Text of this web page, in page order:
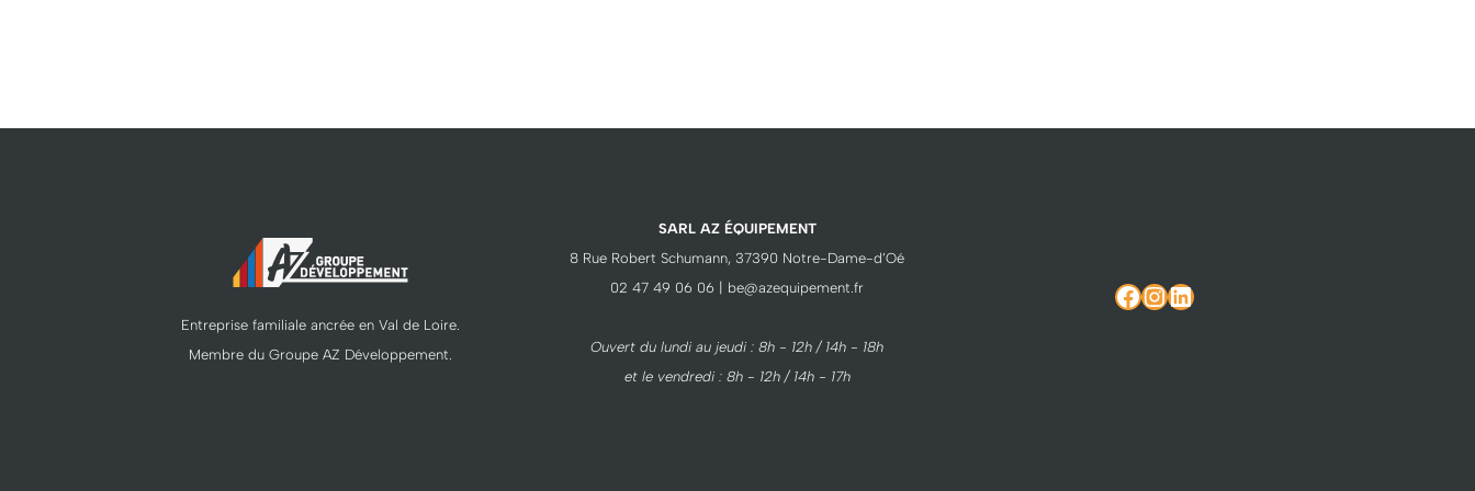
Entreprise familiale ancrée en Val de Loire.
Membre du Groupe AZ Développement.
SARL AZ ÉQUIPEMENT
8 Rue Robert Schumann, 37390 Notre-Dame-d’Oé
02 47 49 06 06 | be@azequipement.fr
Ouvert du lundi au jeudi : 8h - 12h / 14h - 18h
et le vendredi : 8h - 12h / 14h - 17h